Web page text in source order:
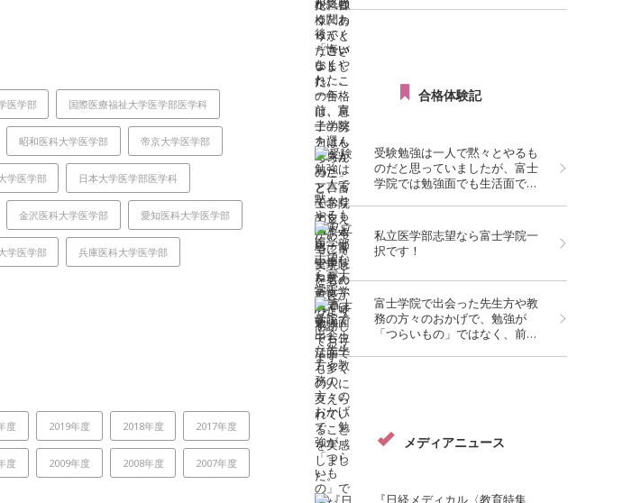
医学部 国際医療福祉大学医学部医学科
昭和医科大学医学部 帝京大学医学部
学医学部 日本大学医学部医学科
金沢医科大学医学部 愛知医科大学医学部
学医学部 兵庫医科大学医学部
度 2019年度 2018年度 2017年度
度 2009年度 2008年度 2007年度
合格体験記
受験勉強は一人で黙々とやるも
のだと思っていましたが、富士
学院では勉強面でも生活面でも
私立医学部志望なら富士学院一
択です！
富士学院で出会った先生方や教
務の方々のおかげで、勉強が
「つらいもの」ではなく、前向
メディアニュース
『日経メディカル〈教育特集